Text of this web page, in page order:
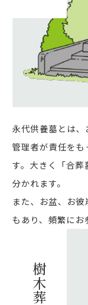
永代供養墓とは
管理者が責任を
す。大きく「合
分かれます。
また、お盆、お
もあり、頻繁にお
樹木葬